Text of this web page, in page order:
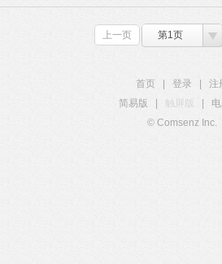
上一页 第1页
首页 登录
注
简易版
触屏版
© Comsenz Inc.